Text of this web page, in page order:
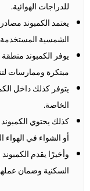
للدراجات الهوائية.
يعتمد الكمبوند
الشمسية المستخدمة
يوفر الكمبوند منطقة
مبتكرة وممارسات
يتوفر كذلك داخل
الخاصة.
كذلك يحتوي
أو الشواء في الهواء
وأخيرًا يقدم
السكنية وضمان